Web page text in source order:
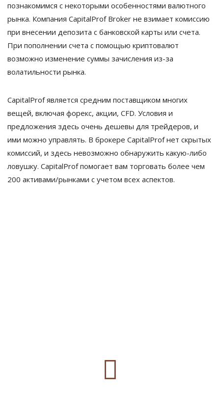
познакомимся с некоторыми особенностями валютного
рынка. Компания CapitalProf Broker не взимает комиссию
при внесении депозита с банковской карты или счета.
При пополнении счета с помощью криптовалют
возможно изменение суммы зачисления из-за
волатильности рынка.
CapitalProf является средним поставщиком многих
вещей, включая форекс, акции, CFD. Условия и
предложения здесь очень дешевы для трейдеров, и
ими можно управлять. В брокере CapitalProf нет скрытых
комиссий, и здесь невозможно обнаружить какую-либо
ловушку. CapitalProf помогает вам торговать более чем
200 активами/рынками с учетом всех аспектов.